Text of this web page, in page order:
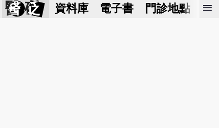
醫 砭 資料庫 電子書 門診地點 預
menu